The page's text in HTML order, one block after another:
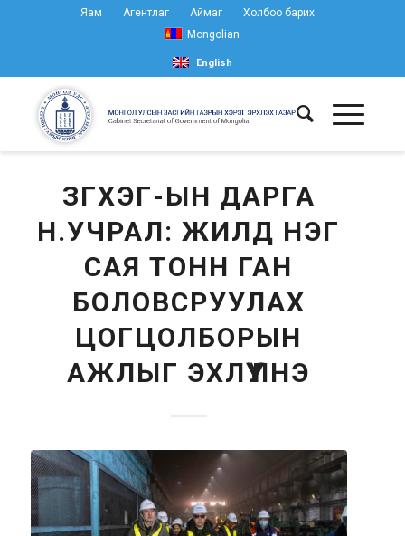
Яам Агентлаг Аймаг
Холбоо барих
Mongolian
English
ЗГХЭГ-ЫН ДАРГА
Н.УЧРАЛ: ЖИЛД НЭГ
САЯ ТОНН ГАН
БОЛОВСРУУЛАХ
ЦОГЦОЛБОРЫН
АЖЛЫГ ЭХЛҮҮЛНЭ